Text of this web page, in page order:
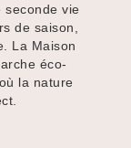
seconde vie
de saison,
La Maison
éco-
la nature